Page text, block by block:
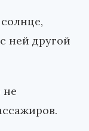
ней другой
не